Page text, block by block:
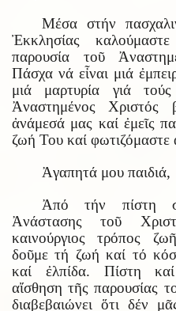
Μέσα στήν
Ἐκκλησίας
παρουσία τοῦ
Πάσχα νά εἶναι μιά
μιά μαρτυρία γιά
Ἀναστημένος Χριστός
ἀνάμεσά μας καί ἐμεῖς
ζωή Του καί
Ἀγαπητά μου παιδιά,
Ἀπό τήν πίστη
Ἀνάστασης τοῦ
καινούργιος τρόπος
δοῦμε τή ζωή καί τό
καί ἐλπίδα. Πίστη
αἴσθηση τῆς παρουσίας
διαβεβαιώνει ὅτι δέν